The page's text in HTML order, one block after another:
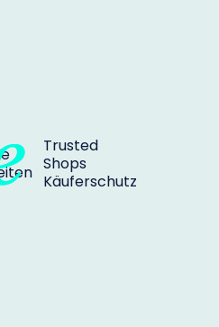
Trusted
Shops
Käuferschutz